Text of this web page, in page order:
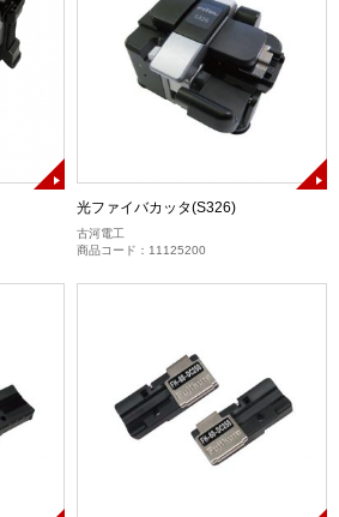
光ファイバカッタ(S326)
古河電工
商品コード：11125200